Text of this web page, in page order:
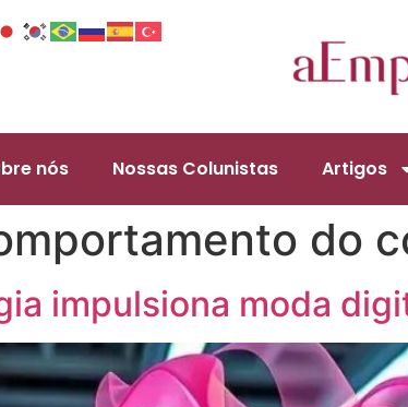
nós Nossas Colunistas Artigos
do
impulsiona moda